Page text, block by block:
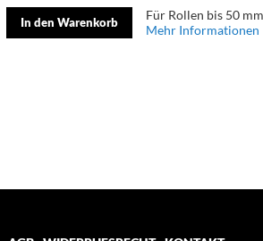
In den Warenkorb
Für Rollen bis 50
Mehr Informationen